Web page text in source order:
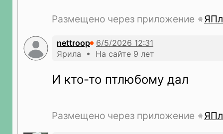
Размещено через приложение
nettroop
Ярила • На сайте 9 лет
И кто-то птлюбому дал
Размещено через приложение